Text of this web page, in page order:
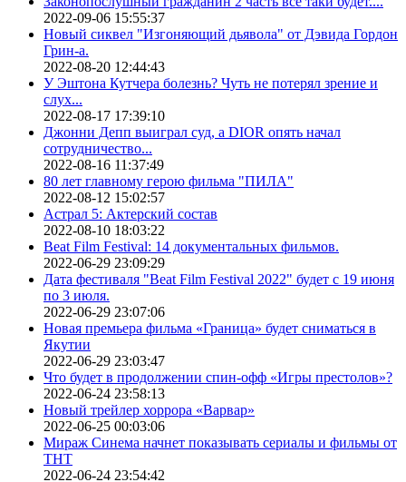
2022-09-06 15:55:37
Новый сиквел "Изгоняющий дьявола" от Дэвида Гордон
Грин-а.
2022-08-20 12:44:43
У Эштона Кутчера болезнь? Чуть не потерял зрение и
слух...
2022-08-17 17:39:10
Джонни Депп выиграл суд, а DIOR опять начал
сотрудничество...
2022-08-16 11:37:49
80 лет главному герою фильма "ПИЛА"
2022-08-12 15:02:57
Астрал 5: Актерский состав
2022-08-10 18:03:22
Beat Film Festival: 14 документальных фильмов.
2022-06-29 23:09:29
Дата фестиваля "Beat Film Festival 2022" будет с 19 июня
по 3 июля.
2022-06-29 23:07:06
Новая премьера фильма «Граница» будет сниматься в
Якутии
2022-06-29 23:03:47
Что будет в продолжении спин-офф «Игры престолов»?
2022-06-24 23:58:13
Новый трейлер хоррора «Варвар»
2022-06-25 00:03:06
Мираж Синема начнет показывать сериалы и фильмы от
ТНТ
2022-06-24 23:54:42